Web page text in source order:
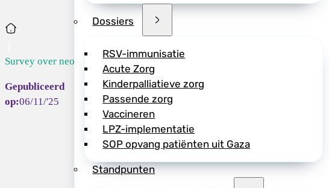
Dossiers
RSV-immunisatie
Acute Zorg
Kinderpalliatieve zorg
Passende zorg
Vaccineren
LPZ-implementatie
SOP opvang patiënten uit Gaza
Standpunten
Home
Survey over neo...
06/11/'25
>> Vul de survey in (duur: 5 min.)
Deel dit bericht via: